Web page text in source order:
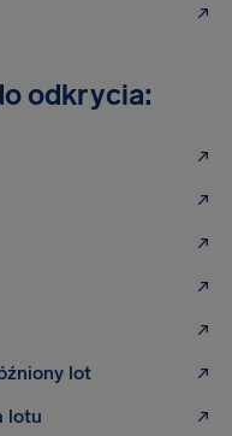
odkrycia:
lot
lotu